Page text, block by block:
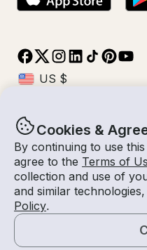
Cookies &
By continuing to use
agree to the Terms of
collection and use of
and similar
Policy.
© Getmyboat 2026利
08 8月 2026
2 時間2 人数
船長付き
見積も